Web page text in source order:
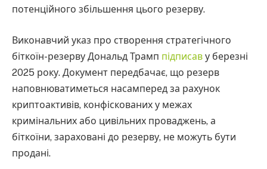
потенційного збільшення цього резерву.
Виконавчий указ про створення стратегічного
біткоїн-резерву Дональд Трамп підписав у березні
2025 року. Документ передбачає, що резерв
наповнюватиметься насамперед за рахунок
криптоактивів, конфіскованих у межах
кримінальних або цивільних проваджень, а
біткоїни, зараховані до резерву, не можуть бути
продані.